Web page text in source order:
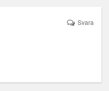
Svara